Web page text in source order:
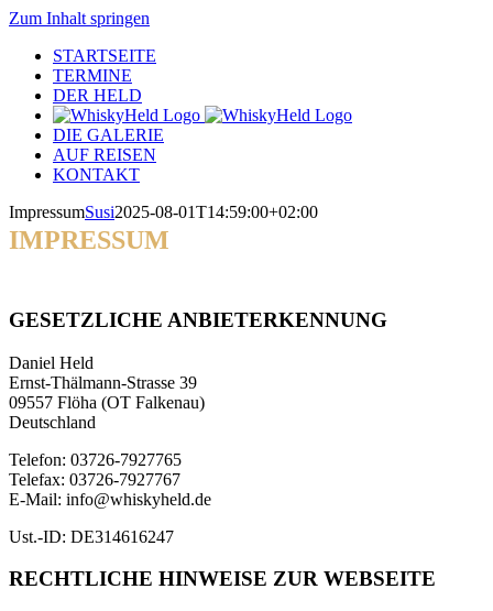
Zum Inhalt springen
STARTSEITE
TERMINE
DER HELD
DIE GALERIE
AUF REISEN
KONTAKT
ImpressumSusi2025-08-01T14:59:00+02:00
IMPRESSUM
GESETZLICHE ANBIETERKENNUNG
Daniel Held
Ernst-Thälmann-Strasse 39
09557 Flöha (OT Falkenau)
Deutschland
Telefon: 03726-7927765
Telefax: 03726-7927767
E-Mail: info@whiskyheld.de
Ust.-ID: DE314616247
RECHTLICHE HINWEISE ZUR WEBSEITE